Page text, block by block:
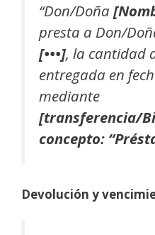
“Don/Doña
presta a Don/
[•••], la cantidad
entregada en
mediante
[transferencia/
concepto:
Devolución y